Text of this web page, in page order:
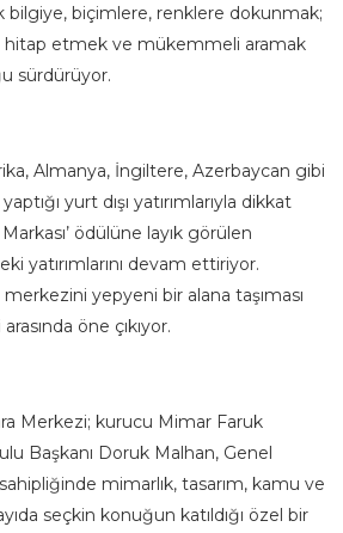
bilgiye, biçimlere, renklere dokunmak;
hitap etmek ve mükemmeli aramak
sürdürüyor.
Almanya, İngiltere, Azerbaycan gibi
yurt dışı yatırımlarıyla dikkat
Markası’ ödülüne layık görülen
yatırımlarını devam ettiriyor.
merkezini yepyeni bir alana taşıması
öne çıkıyor.
Merkezi; kurucu Mimar Faruk
Başkanı Doruk Malhan, Genel
mimarlık, tasarım, kamu ve
seçkin konuğun katıldığı özel bir